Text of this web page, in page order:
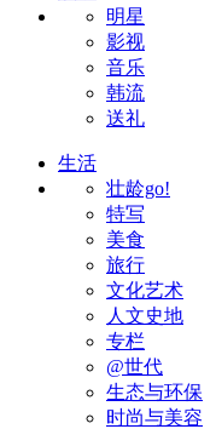
明星
影视
音乐
韩流
送礼
生活
壮龄go!
特写
美食
旅行
文化艺术
人文史地
专栏
@世代
生态与环保
时尚与美容